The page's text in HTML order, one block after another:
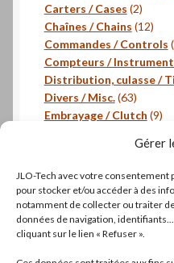
Gérer
JLO-Tech avec votre
pour stocker et/ou accéder à des
notamment de collecter ou traiter
données de navigation,
cliquant sur le lien « Refuser ».
Carters / Cases 22
produits
Chaînes / Chains 1212
Commandes / Controls
Compteurs /
Distribution, culasse /
Divers / Misc. 6363
produits
Embrayage / Clutch 99
1818
Pistons, segments /
- Roulements / Bearings
Transmission primaire
Transmission